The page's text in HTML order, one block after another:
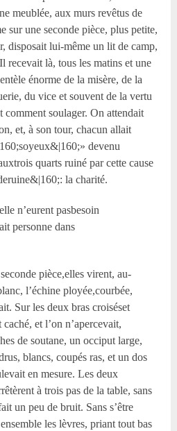
meublée, aux murs revêtus de
sur une seconde pièce, plus petite,
disposait lui-même un lit de camp,
recevait là, tous les matins et une
énorme de la misère, de la
du vice et souvent de la vertu
comment soulager. On attendait
et, à son tour, chacun allait
devenu
quarts ruiné par cette cause
la charité.
n’eurent pasbesoin
personne dans
pièce,elles virent, au-
l’échine ployée,courbée,
Sur les deux bras croiséset
et l’on n’apercevait,
de soutane, un occiput large,
blancs, coupés ras, et un dos
en mesure. Les deux
à trois pas de la table, sans
un peu de bruit. Sans s’être
les lèvres, priant tout bas